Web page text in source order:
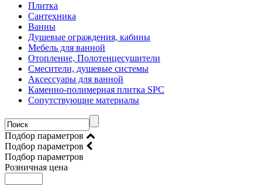
Плитка
Сантехника
Ванны
Душевые ограждения, кабины
Мебель для ванной
Отопление, Полотенцесушители
Смесители, душевые системы
Аксессуары для ванной
Каменно-полимерная плитка SPC
Сопутствующие материалы
Подбор параметров
Подбор параметров
Подбор параметров
Розничная цена